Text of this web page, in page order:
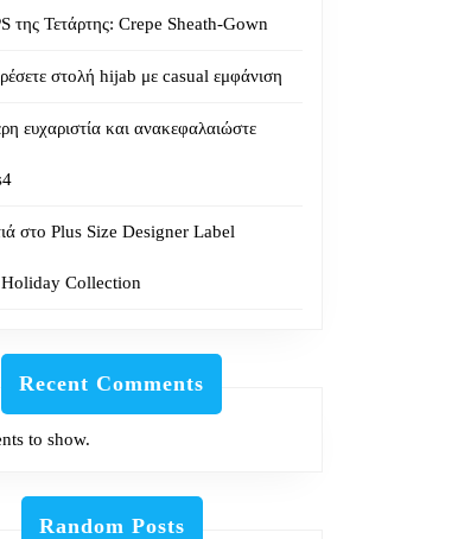
της Τετάρτης: Crepe Sheath-Gown
στολή hijab με casual εμφάνιση
ευχαριστία και ανακεφαλαιώστε
στο Plus Size Designer Label
Collection
Recent Comments
to show.
Random Posts